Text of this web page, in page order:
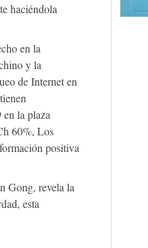
haciéndola
en la
y la
de Internet en
la plaza
60%, Los
positiva
Gong, revela la
esta